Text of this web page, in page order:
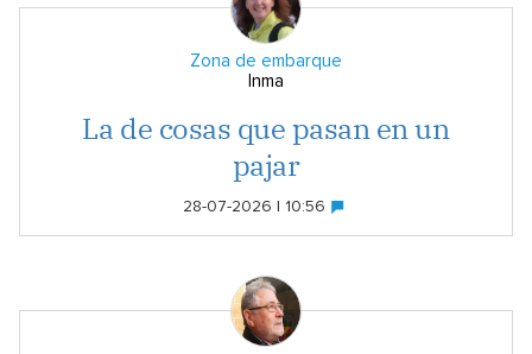
Zona de embarque
Inma
La de cosas que pasan en un
pajar
28-07-2026 | 10:56